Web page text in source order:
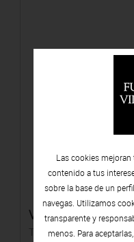
Vitralls d'escala
Témpera sobre tabla
Las cookies
contenido a tus
sobre la base de un
navegas. Utilizamos
transparente y
menos. Para